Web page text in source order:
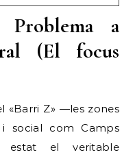
a
(El focus
«Barri Z» —les zones
social com Camps
el veritable